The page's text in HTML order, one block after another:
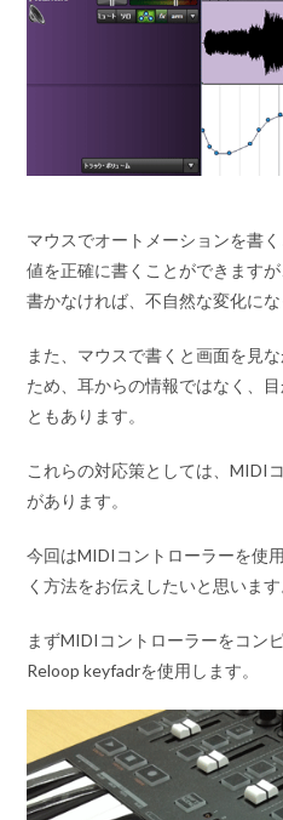
マウスでオートメーションを書
値を正確に書くことができます
書かなければ、不自然な変化にな
また、マウスで書くと画面を見
ため、耳からの情報ではなく、
ともあります。
これらの対応策としては、MIDI
があります。
今回はMIDIコントローラーを使
く方法をお伝えしたいと思います
まずMIDIコントローラーをコン
Reloop keyfadrを使用します。